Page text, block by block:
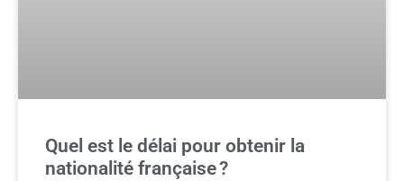
Quel est le délai pour obtenir la
nationalité française ?